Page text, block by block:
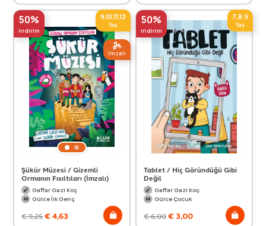
50%
indirim
9,10,11,12
Yaş
Imzalı
Şükür Müzesi / Gizemli
Ormanın Fısıltıları (İmzalı)
Gaffar Gazi Koç
Gülce İlk Genç
€9,25€4,63
50%
indirim
7,8,9
Yaş
Tablet / Hiç Göründüğü Gibi
Değil
Gaffar Gazi Koç
Gülce Çocuk
€6,00€ 3,00